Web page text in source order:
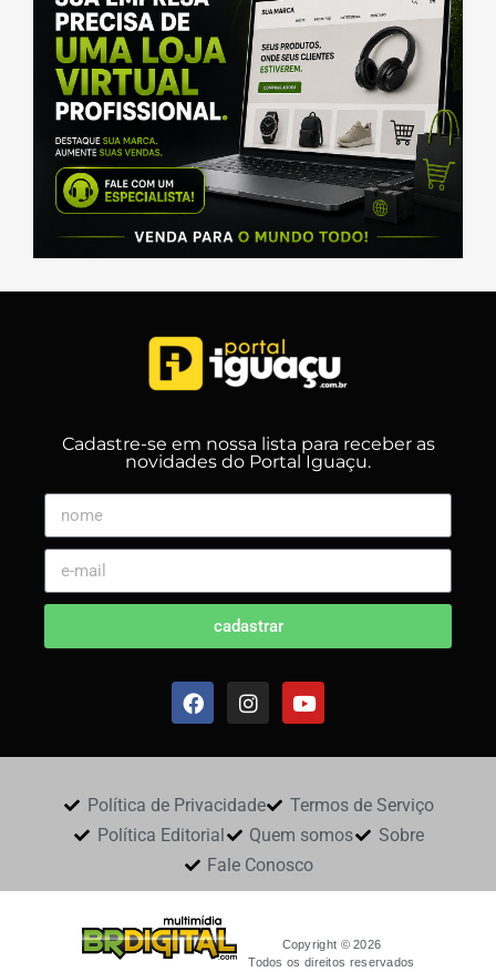
Cadastre-se em nossa lista para receber as
novidades do Portal Iguaçu.
cadastrar
Política de Privacidade
Termos de Serviço
Política Editorial
Quem somos
Sobre
Fale Conosco
Copyright © 2026
Todos os direitos reservados